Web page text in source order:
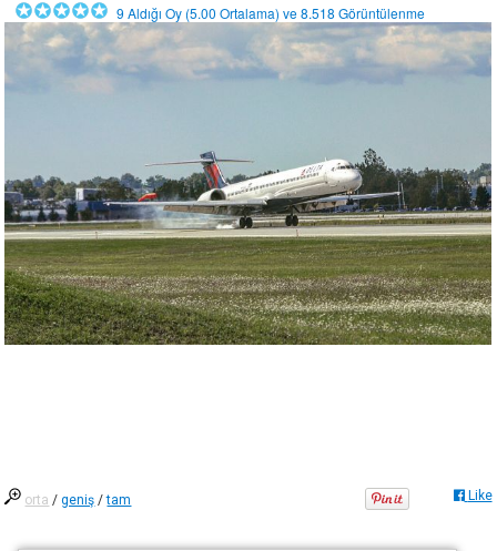
9 Aldığı Oy (5.00 Ortalama) ve8.518 Görüntülenme
orta /geniş /tam Like